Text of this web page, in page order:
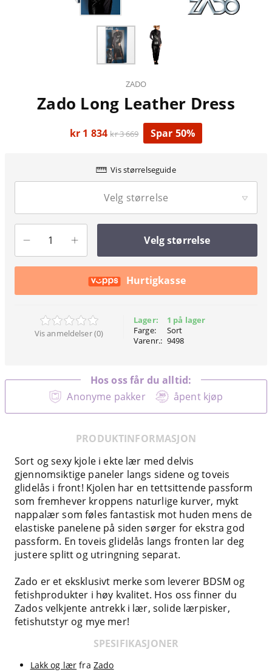
ZADO
Zado Long Leather Dress
kr 1 834 kr 3 669 Spar 50%
Vis størrelseguide
Velg størrelse
Velg størrelse
Hurtigkasse
Vis anmeldelser (0)
Lager:
Farge:
Varenr.:
1 på lager
Sort
9498
Anonyme pakker åpent kjøp
Hos oss får du alltid:
PRODUKTINFORMASJON
Sort og sexy kjole i ekte lær med delvis
gjennomsiktige paneler langs sidene og toveis
glidelås i front! Kjolen har en tettsittende passform
som fremhever kroppens naturlige kurver, mykt
nappalær som føles fantastisk mot huden mens de
elastiske panelene på siden sørger for ekstra god
passform. En toveis glidelås langs fronten lar deg
justere splitt og utringning separat.
Zado er et eksklusivt merke som leverer BDSM og
fetishprodukter i høy kvalitet. Hos oss finner du
Zados velkjente antrekk i lær, solide lærpisker,
fetishutstyr og mye mer!
SPESIFIKASJONER
Lakk og lær fra Zado